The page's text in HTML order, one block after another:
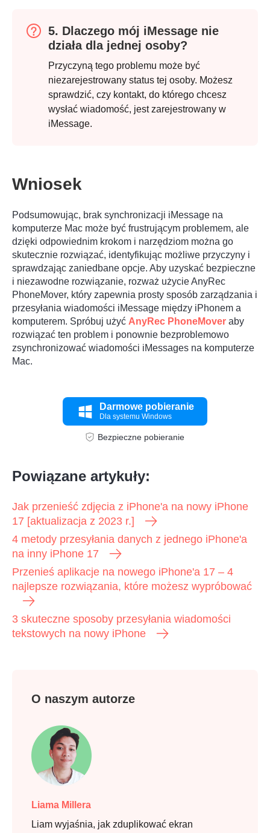
5. Dlaczego mój iMessage nie
działa dla jednej osoby?
Przyczyną tego problemu może być
niezarejestrowany status tej osoby. Możesz
sprawdzić, czy kontakt, do którego chcesz
wysłać wiadomość, jest zarejestrowany w
iMessage.
Wniosek
Podsumowując, brak synchronizacji iMessage na
komputerze Mac może być frustrującym problemem, ale
dzięki odpowiednim krokom i narzędziom można go
skutecznie rozwiązać, identyfikując możliwe przyczyny i
sprawdzając zaniedbane opcje. Aby uzyskać bezpieczne
i niezawodne rozwiązanie, rozważ użycie AnyRec
PhoneMover, który zapewnia prosty sposób zarządzania i
przesyłania wiadomości iMessage między iPhonem a
komputerem. Spróbuj użyć AnyRec PhoneMover aby
rozwiązać ten problem i ponownie bezproblemowo
zsynchronizować wiadomości iMessages na komputerze
Mac.
Darmowe pobieranie
Dla systemu Windows
Bezpieczne pobieranie
Powiązane artykuły:
Jak przenieść zdjęcia z iPhone'a na nowy iPhone
17 [aktualizacja z 2023 r.]
4 metody przesyłania danych z jednego iPhone'a
na inny iPhone 17
Przenieś aplikacje na nowego iPhone'a 17 – 4
najlepsze rozwiązania, które możesz wypróbować
3 skuteczne sposoby przesyłania wiadomości
tekstowych na nowy iPhone
O naszym autorze
Liama Millera
Liam wyjaśnia, jak zduplikować ekran